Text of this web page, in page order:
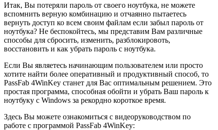
Итак, Вы потеряли пароль от своего ноутбука, не можете
вспомнить верную комбинацию и отчаянно пытаетесь
вернуть доступ ко всем своим файлам если забыл пароль от
ноутбука? Не беспокойтесь, мы представим Вам различные
способы для сбросить, изменить, разблокировоть,
восстановить и как убрать пароль с ноутбука.
Если Вы являетесь начинающим пользователем или просто
хотите найти более оперативный и продуктивный способ, то
PassFab 4WinKey станет для Вас оптимальным решением. Это
простая программа, способная обойти и убрать Ваш пароль к
ноутбуку с Windows за рекордно короткое время.
Здесь Вы можете ознакомиться с видеоруководством по
работе с программой PassFab 4WinKey: